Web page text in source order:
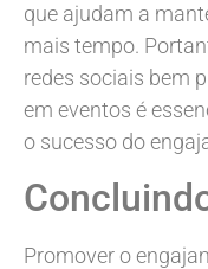
que ajudam a
mais tempo.
redes sociais bem
em eventos é
o sucesso do
Promover o